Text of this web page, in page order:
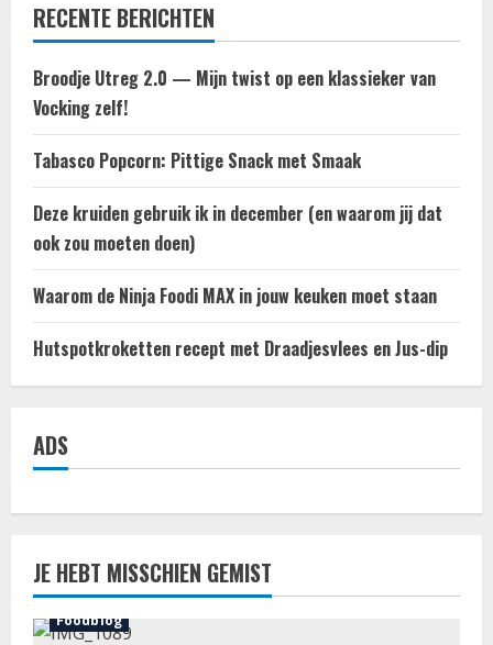
RECENTE BERICHTEN
Broodje Utreg 2.0 — Mijn twist op een klassieker van
Vocking zelf!
Tabasco Popcorn: Pittige Snack met Smaak
Deze kruiden gebruik ik in december (en waarom jij dat
ook zou moeten doen)
Waarom de Ninja Foodi MAX in jouw keuken moet staan
Hutspotkroketten recept met Draadjesvlees en Jus-dip
ADS
JE HEBT MISSCHIEN GEMIST
Foodblog